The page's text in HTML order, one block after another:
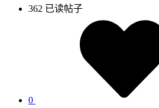
362 已读帖子
0